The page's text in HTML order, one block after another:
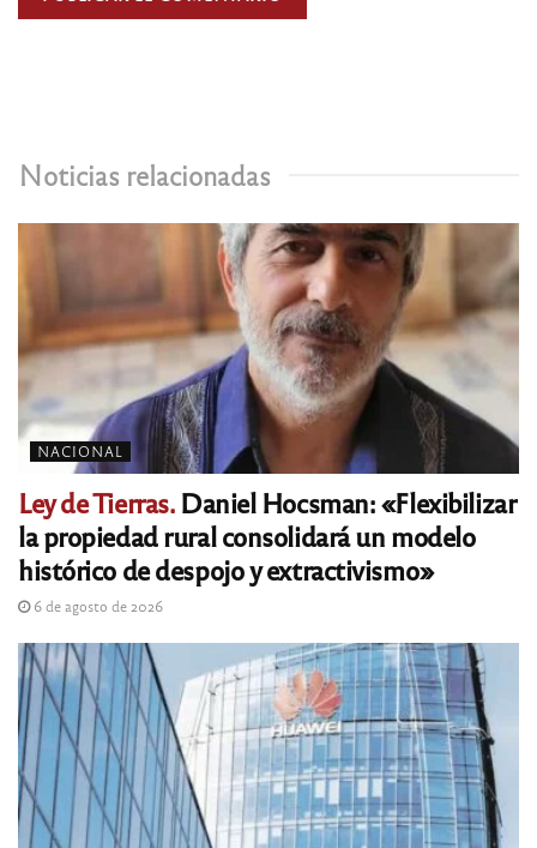
Noticias relacionadas
NACIONAL
Ley de Tierras.Daniel Hocsman: «Flexibilizar
la propiedad rural consolidará un modelo
histórico de despojo y extractivismo»
6 de agosto de 2026